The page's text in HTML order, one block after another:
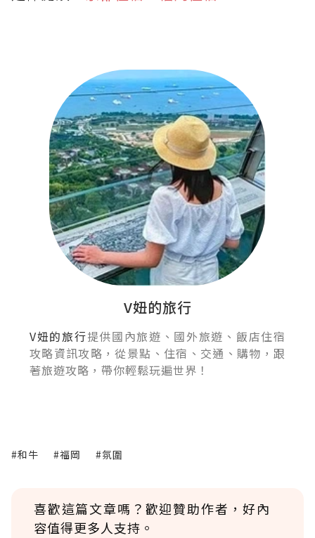
V妞的旅行
V妞的旅行提供國內旅遊、國外旅遊、飯店住宿
攻略資訊攻略，從景點、住宿、交通、購物，跟
著旅遊攻略，帶你輕鬆玩遍世界！
#和牛 #福岡 #氛圍
喜歡這篇文章嗎？歡迎贊助作者，好內
容值得更多人支持。